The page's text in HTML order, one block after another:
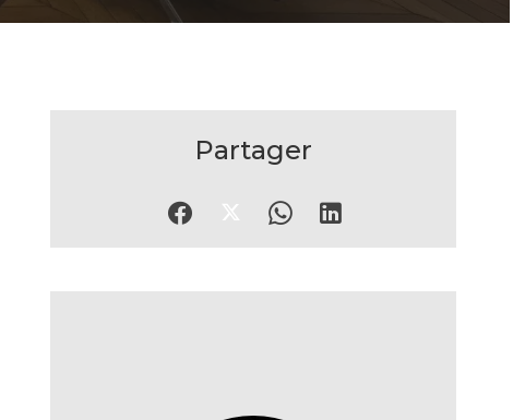
Partager